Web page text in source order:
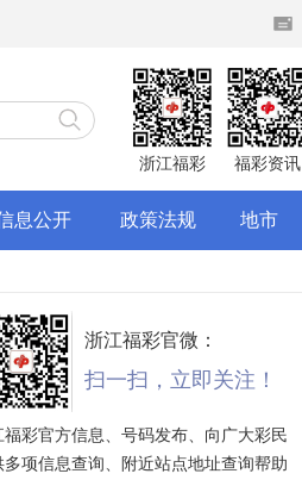
浙江福彩 福彩资讯
息公开 政策法规 地市
浙江福彩官微：
扫一扫，立即关注！
福彩官方信息、号码发布、向广大彩民
多项信息查询、附近站点地址查询帮助